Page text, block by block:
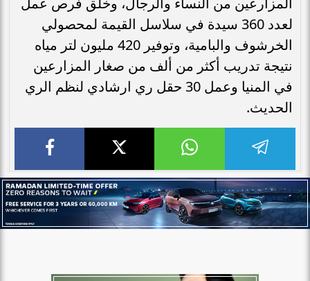
لعدد 360 سيدة في سلاسل القيمة لمحصولي
الخرشوف والبامية، وتوفير 420 مليون لتر مياه
نتيجة تدريب أكثر من ألف من صغار المزارعين
في المنيا وعمل 30 حقل ري ارشادي لنظم الري
الحديث.